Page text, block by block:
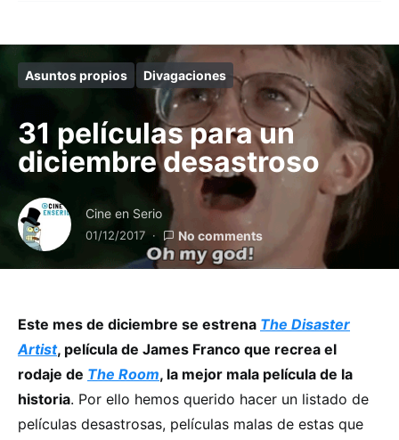
Asuntos propios Divagaciones
31 películas para un
diciembre desastroso
Cine en Serio
01/12/2017 No comments
Este mes de diciembre se estrena The Disaster
Artist, película de James Franco que recrea el
rodaje de The Room, la mejor mala película de la
historia. Por ello hemos querido hacer un listado de
películas desastrosas, películas malas de estas que